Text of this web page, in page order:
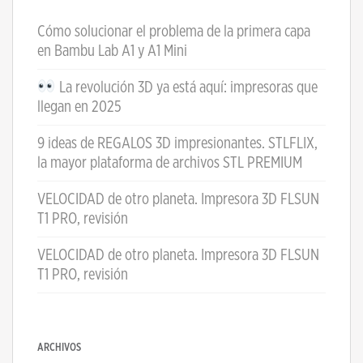
Cómo solucionar el problema de la primera capa
en Bambu Lab A1 y A1 Mini
La revolución 3D ya está aquí: impresoras que
llegan en 2025
9 ideas de REGALOS 3D impresionantes. STLFLIX,
la mayor plataforma de archivos STL PREMIUM
VELOCIDAD de otro planeta. Impresora 3D FLSUN
T1 PRO, revisión
VELOCIDAD de otro planeta. Impresora 3D FLSUN
T1 PRO, revisión
ARCHIVOS